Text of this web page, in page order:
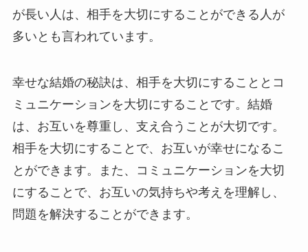
が長い人は、相手を大切にすることができる人が
多いとも言われています。
幸せな結婚の秘訣は、相手を大切にすることとコ
ミュニケーションを大切にすることです。結婚
は、お互いを尊重し、支え合うことが大切です。
相手を大切にすることで、お互いが幸せになるこ
とができます。また、コミュニケーションを大切
にすることで、お互いの気持ちや考えを理解し、
問題を解決することができます。